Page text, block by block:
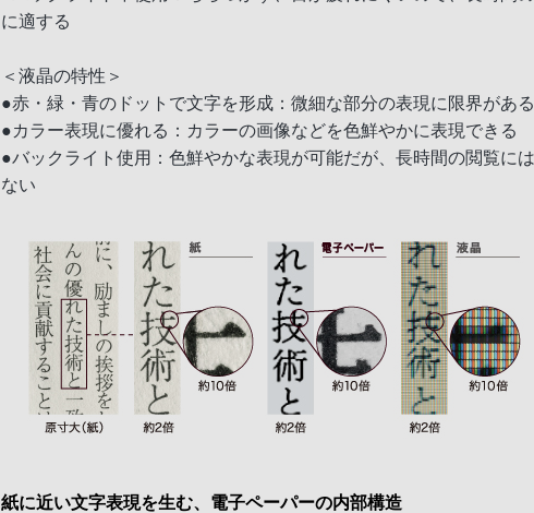
に適する
＜液晶の特性＞
●赤・緑・青のドットで文字を形成：微細な部分の表現に限界がある
●カラー表現に優れる：カラーの画像などを色鮮やかに表現できる
●バックライト使用：色鮮やかな表現が可能だが、長時間の閲覧に
ない
紙に近い文字表現を生む、電子ペーパーの内部構造